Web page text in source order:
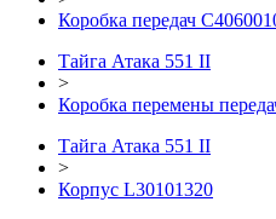
Коробка передач
Тайга Атака 551 II
>
Коробка перемены
Тайга Атака 551 II
>
Корпус L30101320